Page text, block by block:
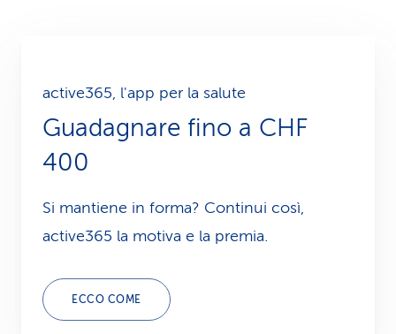
active365, l'app per la salute
Guadagnare fino a CHF
400
Si mantiene in forma? Continui così,
active365 la motiva e la premia.
ECCO COME